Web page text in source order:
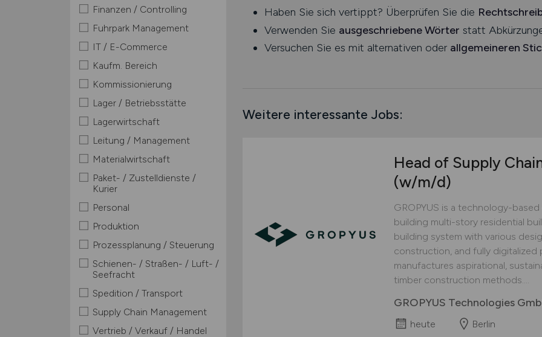
Finanzen / Controlling
Fuhrpark Management
IT / E-Commerce
Kaufm. Bereich
Kommissionierung
Lager / Betriebsstätte
Lagerwirtschaft
Leitung / Management
Materialwirtschaft
Paket- / Zustelldienste /
Kurier
Personal
Produktion
Prozessplanung / Steuerung
Schienen- / Straßen- / Luft- /
Seefracht
Spedition / Transport
Supply Chain Management
Vertrieb / Verkauf / Handel
Haben Sie sich vertippt? Überprüfen Sie die
Verwenden Sie ausgeschriebene Wörter statt
Versuchen Sie es mit alternativen oder allgemeineren
Weitere interessante Jobs:
Head of Supply
(w/m/d)
GROPYUS is a technology-
building multi-story residential
building system with various
construction, and fully digitalized
manufactures aspirational,
timber construction methods....
GROPYUS Technologies
heute Berlin